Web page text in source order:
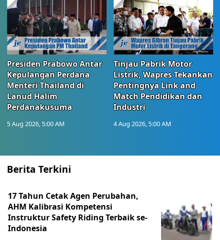
Presiden Prabowo Antar
Kepulangan Perdana
Menteri Thailand di
Lanud Halim
Perdanakusuma
5 Aug 2026, 5:00 AM
Tinjau Pabrik Motor
Listrik, Wapres Tekankan
Pentingnya Link and
Match Pendidikan dan
Industri
4 Aug 2026, 5:00 AM
Berita Terkini
17 Tahun Cetak Agen Perubahan,
AHM Kalibrasi Kompetensi
Instruktur Safety Riding Terbaik se-
Indonesia